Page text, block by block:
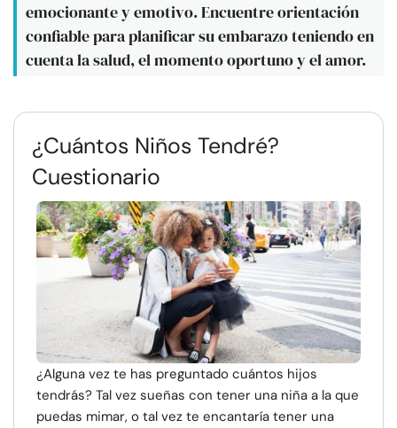
Relaciones
Familia
Ayuda
Cursos
Recursos
Comunidad
Encuentra un terapeuta
Idioma
emocionante y emotivo. Encuentre orientación
confiable para planificar su embarazo teniendo en
cuenta la salud, el momento oportuno y el amor.
¿Cuántos Niños Tendré?
Cuestionario
¿Alguna vez te has preguntado cuántos hijos
tendrás? Tal vez sueñas con tener una niña a la que
puedas mimar, o tal vez te encantaría tener una